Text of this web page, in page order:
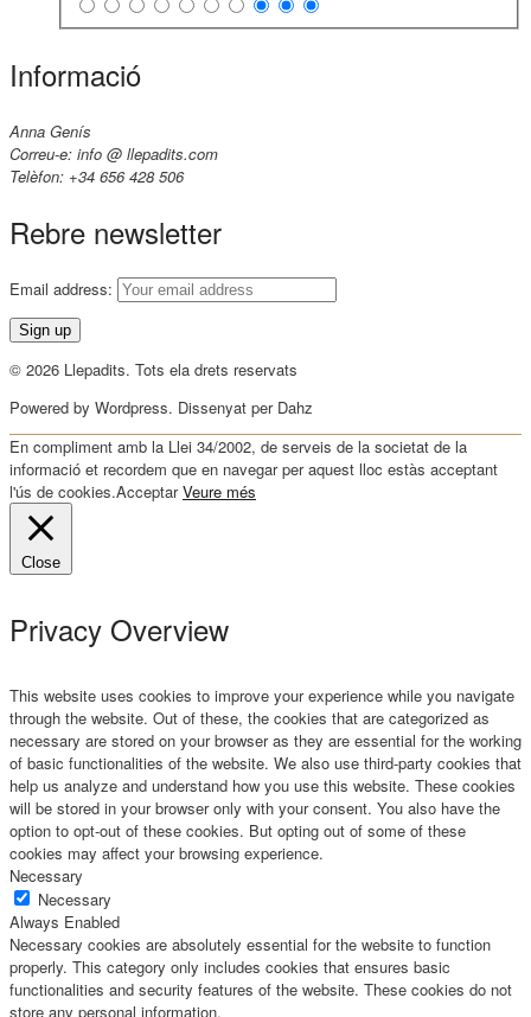
Informació
Anna Genís
Correu-e: info @ llepadits.com
Telèfon: +34 656 428 506
Rebre newsletter
Email address:
© 2026 Llepadits. Tots ela drets reservats
Powered by Wordpress. Dissenyat per Dahz
En compliment amb la Llei 34/2002, de serveis de la societat de la
informació et recordem que en navegar per aquest lloc estàs acceptant
l'ús de cookies.Acceptar Veure més
Close
Privacy Overview
This website uses cookies to improve your experience while you navigate
through the website. Out of these, the cookies that are categorized as
necessary are stored on your browser as they are essential for the working
of basic functionalities of the website. We also use third-party cookies that
help us analyze and understand how you use this website. These cookies
will be stored in your browser only with your consent. You also have the
option to opt-out of these cookies. But opting out of some of these
cookies may affect your browsing experience.
Necessary
Necessary
Always Enabled
Necessary cookies are absolutely essential for the website to function
properly. This category only includes cookies that ensures basic
functionalities and security features of the website. These cookies do not
store any personal information.